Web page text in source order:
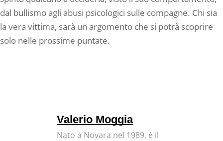
dal bullismo agli abusi psicologici sulle compagne. Chi sia
la vera vittima, sarà un argomento che si potrà scoprire
solo nelle prossime puntate.
Valerio Moggia
Nato a Novara nel 1989, è il